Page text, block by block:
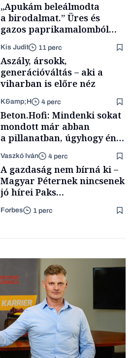
„Apukám beleálmodta
a birodalmat.” Üres és
gazos paprikamalomból
lett az igazi családi
fűszersztori
Kis Judit 11 perc
Aszály, ársokk,
generációváltás – aki a
viharban is előre néz
K&amp;H 4 perc
Beton.Hofi: Mindenki sokat
mondott már abban
a pillanatban, úgyhogy én
a legsarkosabb
gondolataimat akartam
kimondani
Vaszkó Iván 4 perc
A gazdaság nem bírná ki –
Magyar Péternek nincsenek
jó hírei Paks
újraindításáról
Forbes 1 perc